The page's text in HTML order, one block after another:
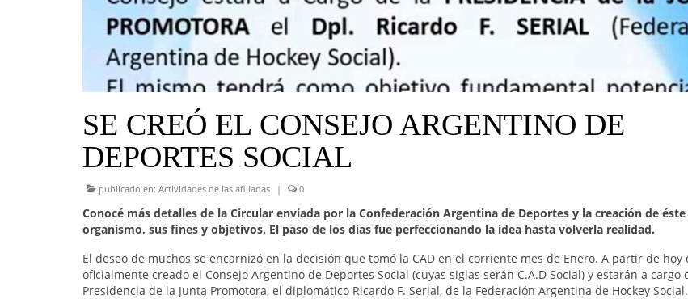
SE CREÓ EL CONSEJO ARGENTINO DE
DEPORTES SOCIAL
publicado en: Actividades de las afiliadas | 0
Conocé más detalles de la Circular enviada por la Confederación Argentina de Deportes y la creación de
organismo, sus fines y objetivos. El paso de los días fue perfeccionando la idea hasta volverla realidad.
El deseo de muchos se encarnizó en la decisión que tomó la CAD en el corriente mes de Enero. A partir de hoy
oficialmente creado el Consejo Argentino de Deportes Social (cuyas siglas serán C.A.D Social) y estarán a cargo
Presidencia de la Junta Promotora, el diplomático Ricardo F. Serial, de la Federación Argentina de Hockey Social.